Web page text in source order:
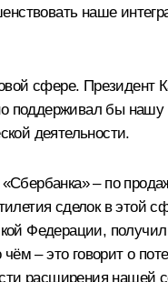
наше
сфере. Президент
бы нашу
деятельности.
– по
сделок в этой
Федерации,
– это говорит о
расширения нашей